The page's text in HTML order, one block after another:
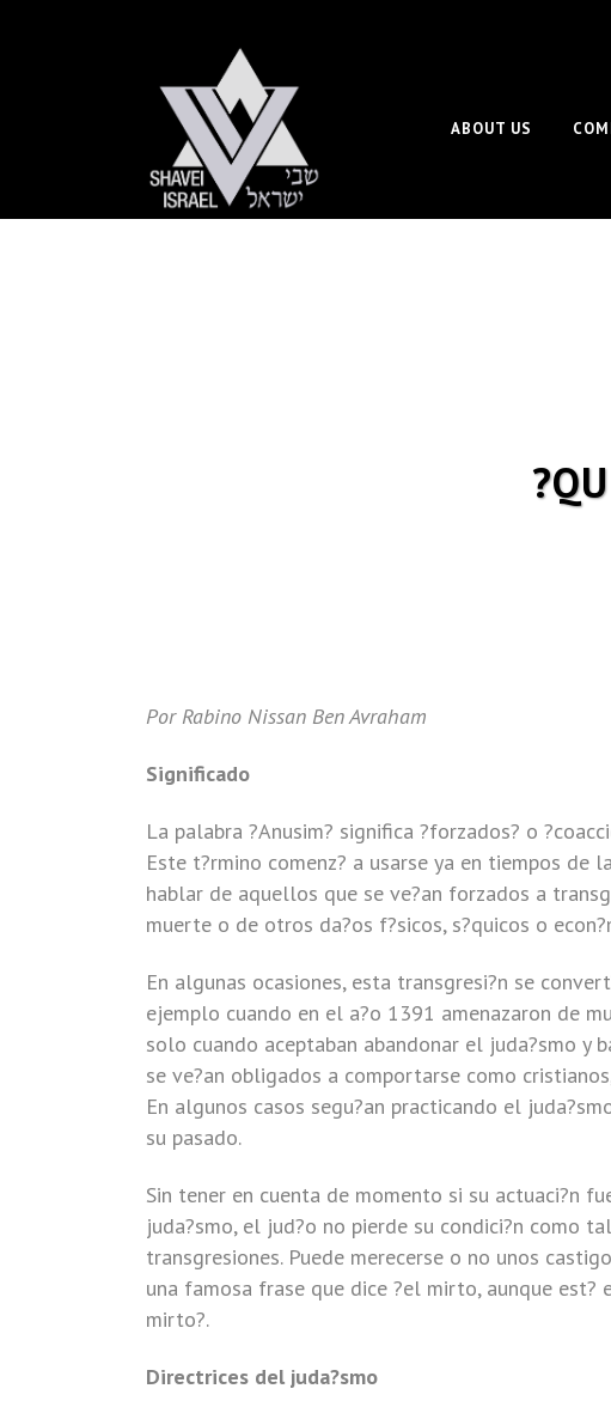
ABOUT US
Por Rabino Nissan Ben Avraham
Significado
La palabra ?Anusim? significa ?forzados? o
Este t?rmino comenz? a usarse ya en tiempos de
hablar de aquellos que se ve?an forzados a
muerte o de otros da?os f?sicos, s?quicos o
En algunas ocasiones, esta transgresi?n se
ejemplo cuando en el a?o 1391 amenazaron de
solo cuando aceptaban abandonar el juda?smo y
se ve?an obligados a comportarse como
En algunos casos segu?an practicando el
su pasado.
Sin tener en cuenta de momento si su actuaci?n
juda?smo, el jud?o no pierde su condici?n como
transgresiones. Puede merecerse o no unos
una famosa frase que dice ?el mirto, aunque
mirto?.
Directrices del juda?smo